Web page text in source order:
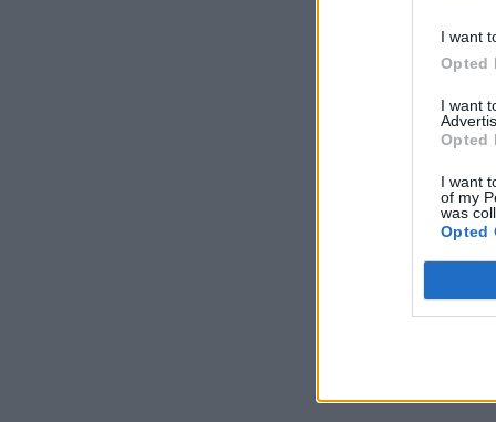
I want
Opted
I want
Opted
I want
of my
was
Opted